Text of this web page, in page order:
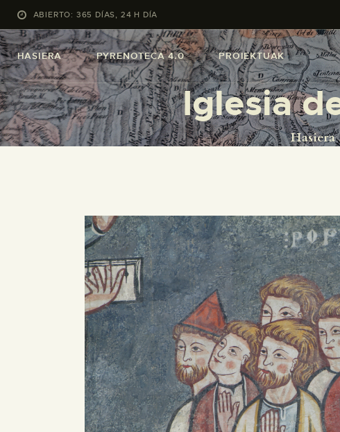
ABIERTO: 365 DÍAS, 24 H DÍA
HASIERA PYRENOTECA 4.0 PROIEKTUAK
Iglesia
Hasiera